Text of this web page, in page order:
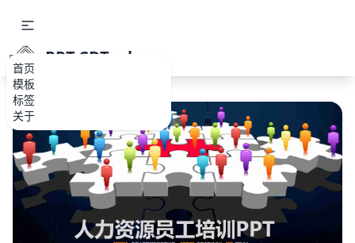
首页
模板
标签
关于
PPT.CDTools